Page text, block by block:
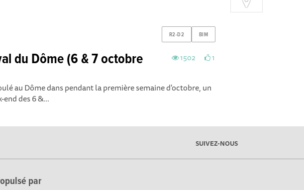
R2-D2 BIM
1502 1
du Dôme (6 & 7 octobre
au Dôme dans pendant la première semaine d'octobre, un
des 6 &...
SUIVEZ-NOUS
par